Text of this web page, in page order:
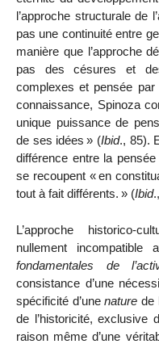
l’approche structurale de
pas une continuité entre
manière que l’approche
pas des césures et
complexes et pensée
connaissance, Spinoza
unique puissance de
de ses idées » (Ibid., 85).
différence entre la pensée
se recoupent «en
tout à fait différents. » (Ibid
L’approche historico-
nullement incompatible
fondamentales de
consistance d’une
spécificité d’unenature de
de l’historicité, exclusive
raison même d’une